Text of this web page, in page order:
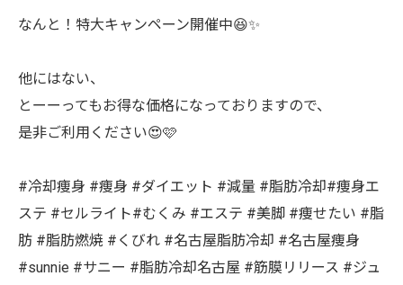
なんと！特大キャンペーン開催中😆✨
他にはない、
とーーってもお得な価格になっておりますので、
是非ご利用ください😍🩷
#冷却痩身 #痩身 #ダイエット #減量 #脂肪冷却#痩身エ
ステ #セルライト#むくみ #エステ #美脚 #痩せたい #脂
肪 #脂肪燃焼 #くびれ #名古屋脂肪冷却 #名古屋痩身
#sunnie #サニー #脂肪冷却名古屋 #筋膜リリース #ジュ